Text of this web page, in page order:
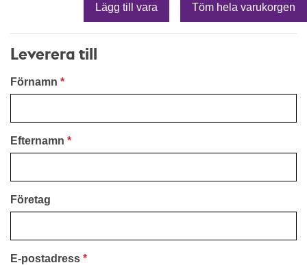
Töm hela varukorgen
Lägg till vara
Leverera till
Förnamn
Efternamn
Företag
E-postadress